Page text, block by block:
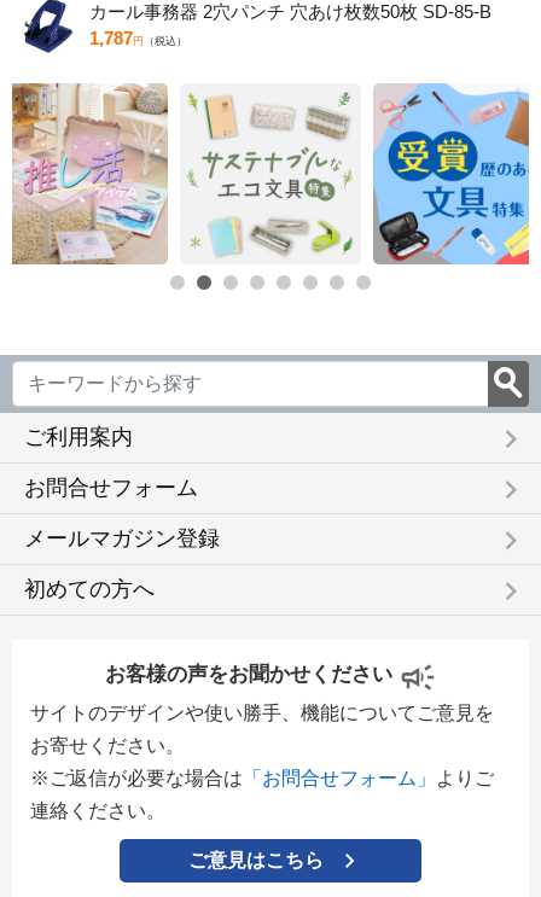
カール事務器 2穴パンチ 穴あけ枚数50枚 SD-85-B
1,787円 （税込）
ご利用案内 keyboard_arrow_right
お問合せフォーム keyboard_arrow_right
メールマガジン登録 keyboard_arrow_right
初めての方へ keyboard_arrow_right
お客様の声をお聞かせください
サイトのデザインや使い勝手、機能についてご意見を
お寄せください。
※ご返信が必要な場合は 「お問合せフォーム」
よりご
連絡ください。
ご意見はこちら